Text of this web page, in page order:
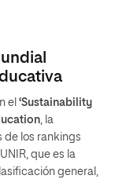
el ‘Sustainability
, la
de los rankings
que es la
general,